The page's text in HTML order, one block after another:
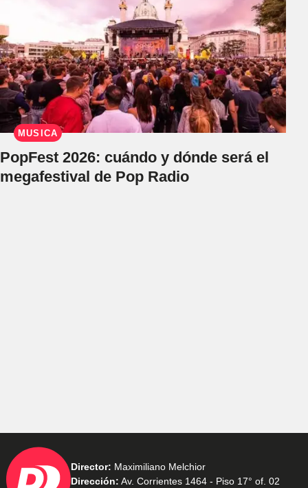
MÚSICA
PopFest 2026: cuándo y dónde será el
megafestival de Pop Radio
Director: Maximiliano Melchior
Dirección: Av. Corrientes 1464 - Piso 17° of. 02